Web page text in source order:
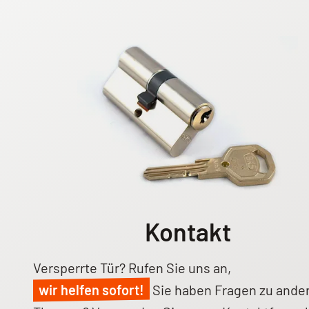
Kontakt
Versperrte Tür? Rufen Sie uns an,
wir helfen sofort!
Sie haben Fragen zu